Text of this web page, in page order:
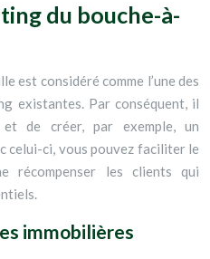
du bouche-à-
est considéré comme l’une des
existantes. Par conséquent, il
de créer, par exemple, un
celui-ci, vous pouvez faciliter le
récompenser les clients qui
immobilières